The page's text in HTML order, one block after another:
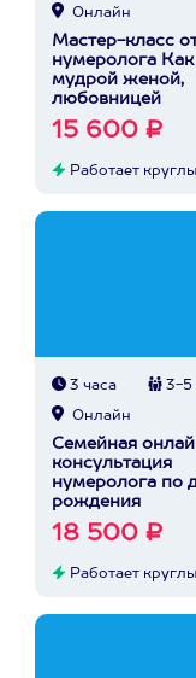
Онлайн
Мастер-класс
нумеролога Как
мудрой женой,
любовницей
15 600 ₽
Работает
3 часа 3-5
Онлайн
Семейная
консультация
нумеролога по
рождения
18 500 ₽
Работает